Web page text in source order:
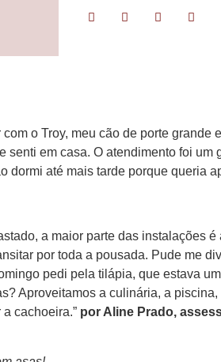
o Troy, meu cão de porte grande
senti em casa. O atendimento foi um
dormi até mais tarde porque queria
a maior parte das instalações
por toda a pousada. Pude me
pedi pela tilápia, que estava
Aproveitamos a culinária, a
cachoeira.” por Aline Prado,